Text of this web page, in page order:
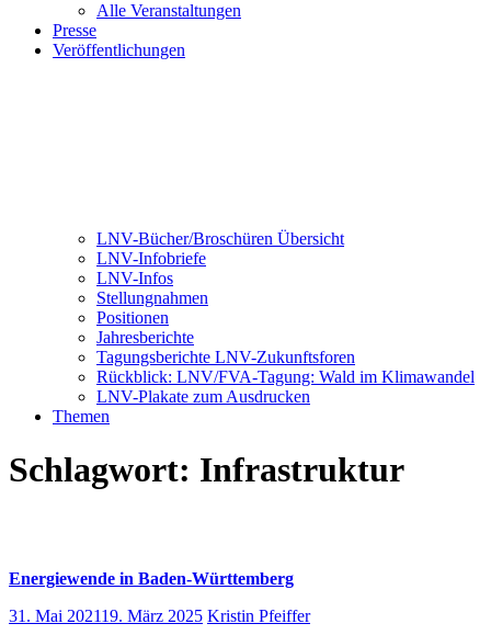
Alle Veranstaltungen
Presse
Veröffentlichungen
LNV-Bücher/Broschüren Übersicht
LNV-Infobriefe
LNV-Infos
Stellungnahmen
Positionen
Jahresberichte
Tagungsberichte LNV-Zukunftsforen
Rückblick: LNV/FVA-Tagung: Wald im Klimawandel
LNV-Plakate zum Ausdrucken
Themen
Schlagwort: Infrastruktur
Energiewende in Baden-Württemberg
31. Mai 202119. März 2025 Kristin Pfeiffer